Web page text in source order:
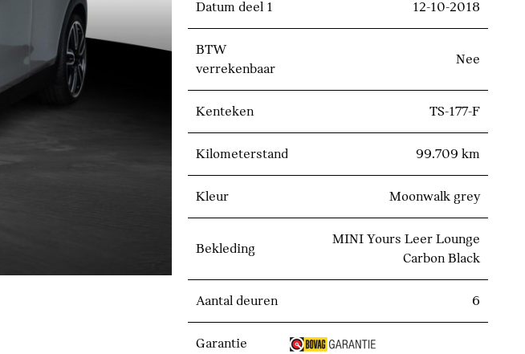
Datum deel 1 12-10-2018
BTW
verrekenbaar
Nee
Kenteken TS-177-F
Kilometerstand 99.709 km
Kleur Moonwalk grey
Bekleding
MINI Yours Leer Lounge
Carbon Black
Aantal deuren 6
Garantie